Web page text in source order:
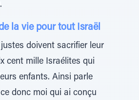
la vie pour tout Israël
doivent sacrifier leur
cent mille Israélites qui
enfants. Ainsi parle
donc moi qui ai conçu